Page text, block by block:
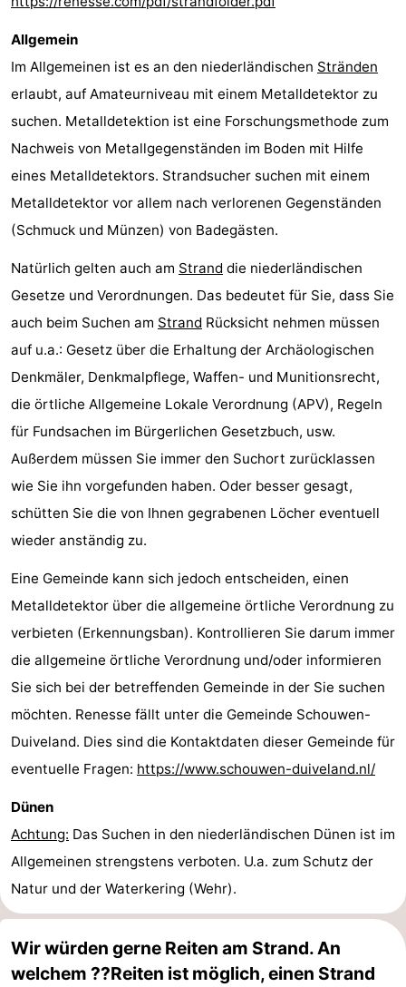
-
Natur
Hollands
Duin
-
Noordwijk
-
Katwijk
-
Scheveningen
-
Den
Haag
-
Rotterdam
-
Rockanje
Zeeland
Schouwen-
Duiveland
-
Brouwershaven
-
Bruinisse
-
Zierikzee
-
Oosterschelde
Burgh
Haamstede
-
Kop
Schouwen
Walcheren
-
Natur
Oranjezon
-
Oostkapelle
-
de
Domburg
-
Vlissingen
-
Allgemein
Im Allgemeinen ist es an den niederländischen Stränden
erlaubt, auf Amateurniveau mit einem Metalldetektor zu
suchen. Metalldetektion ist eine Forschungsmethode zum
Nachweis von Metallgegenständen im Boden mit Hilfe
eines Metalldetektors. Strandsucher suchen mit einem
Metalldetektor vor allem nach verlorenen Gegenständen
(Schmuck und Münzen) von Badegästen.
Natürlich gelten auch am Strand die niederländischen
Gesetze und Verordnungen. Das bedeutet für Sie, dass Sie
auch beim Suchen am Strand Rücksicht nehmen müssen
auf u.a.: Gesetz über die Erhaltung der Archäologischen
Denkmäler, Denkmalpflege, Waffen- und Munitionsrecht,
die örtliche Allgemeine Lokale Verordnung (APV), Regeln
für Fundsachen im Bürgerlichen Gesetzbuch, usw.
Außerdem müssen Sie immer den Suchort zurücklassen
wie Sie ihn vorgefunden haben. Oder besser gesagt,
schütten Sie die von Ihnen gegrabenen Löcher eventuell
wieder anständig zu.
Eine Gemeinde kann sich jedoch entscheiden, einen
Metalldetektor über die allgemeine örtliche Verordnung zu
verbieten (Erkennungsban). Kontrollieren Sie darum immer
die allgemeine örtliche Verordnung und/oder informieren
Sie sich bei der betreffenden Gemeinde in der Sie suchen
möchten. Renesse fällt unter die Gemeinde Schouwen-
Duiveland. Dies sind die Kontaktdaten dieser Gemeinde für
eventuelle Fragen: https://www.schouwen-duiveland.nl/
Dünen
Achtung: Das Suchen in den niederländischen Dünen ist im
Allgemeinen strengstens verboten. U.a. zum Schutz der
Natur und der Waterkering (Wehr).
Wir würden gerne Reiten am Strand. An
welchem ??Reiten ist möglich, einen Strand